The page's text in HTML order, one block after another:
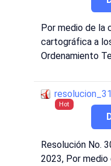
Por medio de la
cartográfica a
Ordenamiento
Hot
Resolución No.
2023, Por medio